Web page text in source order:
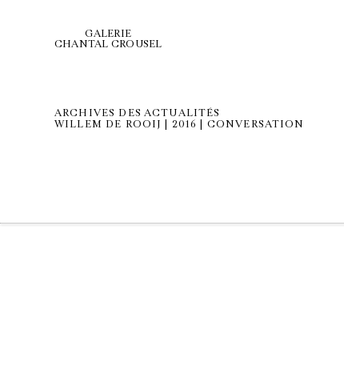
GALERIE
CHANTAL CROUSEL
ARCHIVES DES ACTUALITÉS
WILLEM DE ROOIJ | 2016 | CONVERSATION